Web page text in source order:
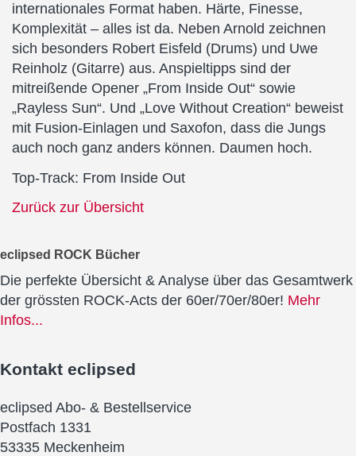
internationales Format haben. Härte, Finesse,
Komplexität – alles ist da. Neben Arnold zeichnen
sich besonders Robert Eisfeld (Drums) und Uwe
Reinholz (Gitarre) aus. Anspieltipps sind der
mitreißende Opener „From Inside Out“ sowie
„Rayless Sun“. Und „Love Without Creation“ beweist
mit Fusion-Einlagen und Saxofon, dass die Jungs
auch noch ganz anders können. Daumen hoch.
Top-Track: From Inside Out
Zurück zur Übersicht
eclipsed ROCK Bücher
Die perfekte Übersicht & Analyse über das Gesamtwerk
der grössten ROCK-Acts der 60er/70er/80er! Mehr
Infos...
Kontakt eclipsed
eclipsed Abo- & Bestellservice
Postfach 1331
53335 Meckenheim